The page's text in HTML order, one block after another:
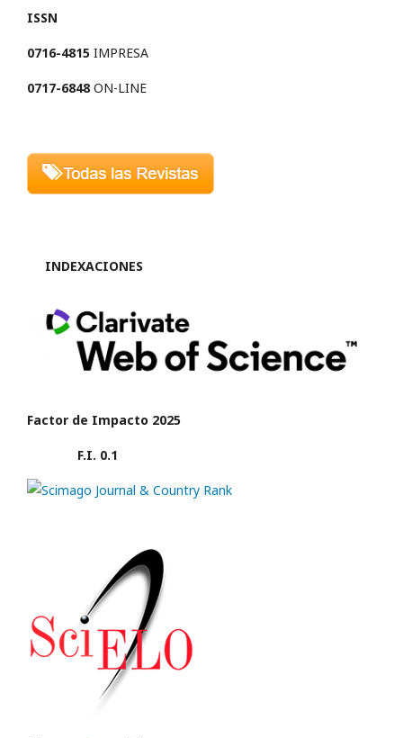
ISSN
0716-4815 IMPRESA
0717-6848ON-LINE
INDEXACIONES
Factor de Impacto 2025
F.I. 0.1